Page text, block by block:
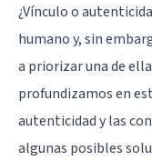
¿Vínculo o
humano y, sin
a priorizar una de
profundizamos en
autenticidad y las
algunas posibles